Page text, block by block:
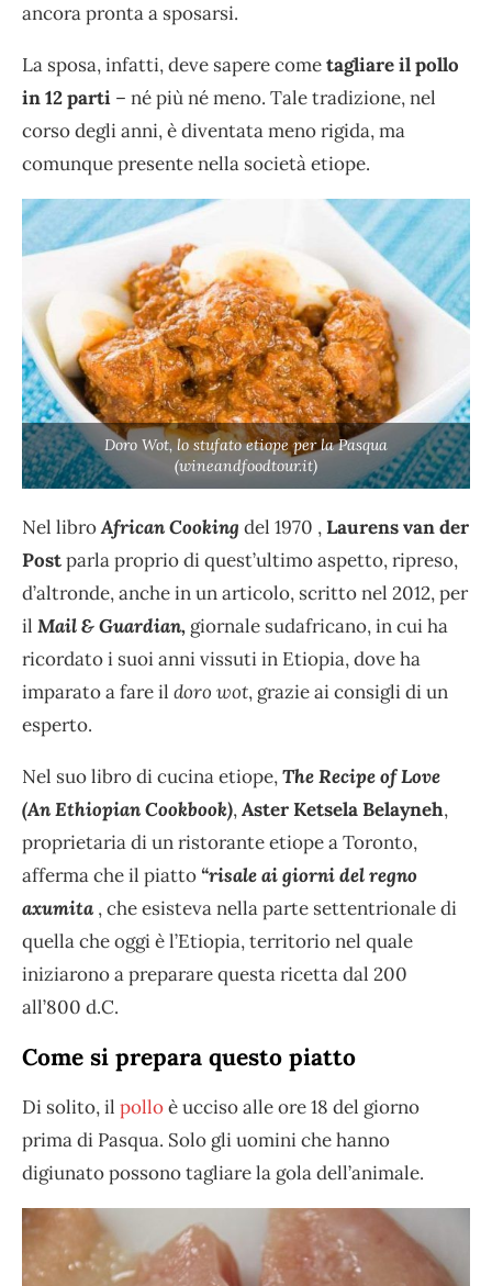
ancora pronta a sposarsi.
La sposa, infatti, deve sapere cometagliare il pollo
in 12 parti – né più né meno. Tale tradizione, nel
corso degli anni, è diventata meno rigida, ma
comunque presente nella società etiope.
Doro Wot, lo stufato etiope per la Pasqua
(wineandfoodtour.it)
Nel libroAfrican Cooking del 1970 ,Laurens van der
Postparla proprio di quest’ultimo aspetto, ripreso,
d’altronde, anche in un articolo, scritto nel 2012, per
il Mail & Guardian, giornale sudafricano, in cui ha
ricordato i suoi anni vissuti in Etiopia, dove ha
imparato a fare il doro wot, grazie ai consigli di un
esperto.
Nel suo libro di cucina etiope,The Recipe of Love
(An Ethiopian Cookbook),Aster Ketsela Belayneh,
proprietaria di un ristorante etiope a Toronto,
afferma che il piatto “risale ai giorni del regno
axumita , che esisteva nella parte settentrionale di
quella che oggi è l’Etiopia, territorio nel quale
iniziarono a preparare questa ricetta dal 200
all’800 d.C.
Come si prepara questo piatto
Di solito, il polloè ucciso alle ore 18 del giorno
prima di Pasqua. Solo gli uomini che hanno
digiunato possono tagliare la gola dell’animale.